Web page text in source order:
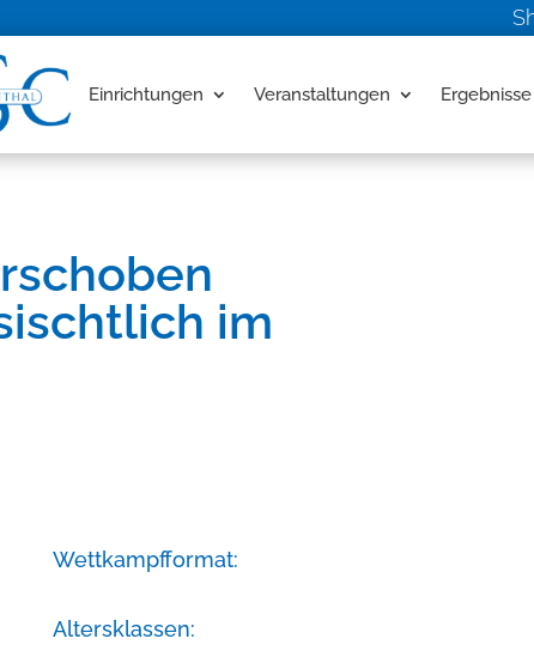
Einrichtungen Veranstaltungen Ergebnisse
im
Wettkampfformat:
Altersklassen: